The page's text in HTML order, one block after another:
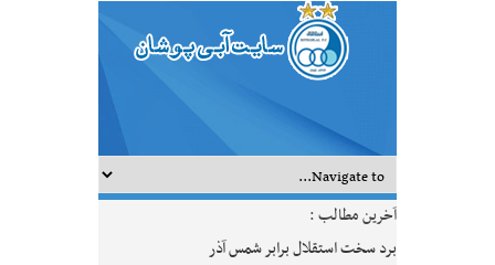
آخرین مطالب :
برد سخت استقلال برابر شمس آذر